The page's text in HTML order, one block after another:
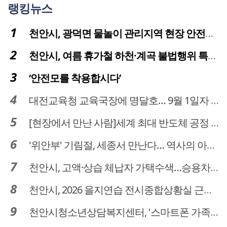
랭킹뉴스
천안시, 광덕면 물놀이 관리지역 현장 안전점검 실시
천안시, 여름 휴가철 하천·계곡 불법행위 특별단속
‘안전모를 착용합시다’
대전교육청 교육국장에 명달호… 9월 1일자 181명 인사
[현장에서 만난 사람]세계 최대 반도체 공정 장비 제조 기업 ASML 한종호 매니저
'위안부' 기림절, 세종서 만난다… 역사의 아픔 치유, '평화의 장'
천안시, 고액·상습 체납자 가택수색…승용차 압류·공매 착수
천안시, 2026 을지연습 전시종합상황실 근무자 사전교육
천안시청소년상담복지센터, '스마트폰 가족치유캠프' 운영